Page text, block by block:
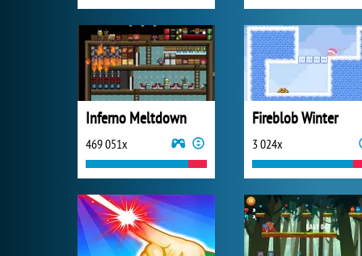
Inferno Meltdown
469 051x
Fireblob Winter
3 024x